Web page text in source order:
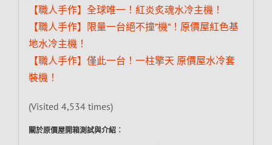
【職人手作】全球唯一！紅炎炙魂水冷主機！
【職人手作】限量一台絕不撞”機”！原價屋紅色基
地水冷主機！
【職人手作】僅此一台！一柱擎天 原價屋水冷套
裝機！
(Visited 4,534 times)
關於原價屋開箱測試與介紹︰